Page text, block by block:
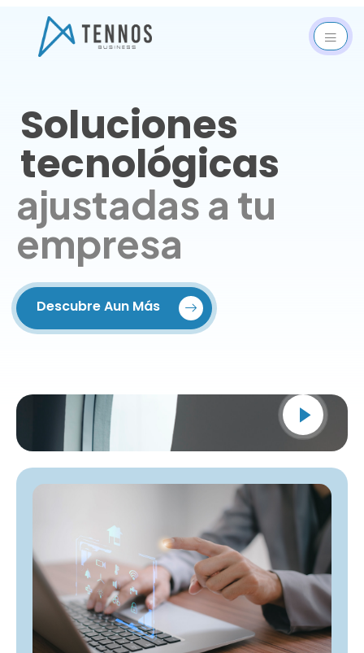
Soluciones
tecnológicas
Descubre Aun Más
ajustadas a tu
empresa